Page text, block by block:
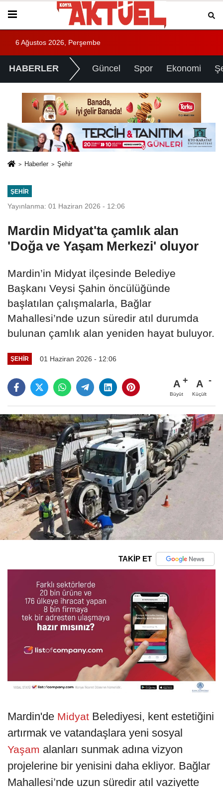
6 Ağustos 2026, Perşembe
HABERLER Güncel Spor Ekonomi
Haberler Şehir
ŞEHIR
Yayınlanma: 01 Haziran 2026 - 12:06
Mardin Midyat'ta çamlık alan
'Doğa ve Yaşam Merkezi' oluyor
Mardin’in Midyat ilçesinde Belediye
Başkanı Veysi Şahin öncülüğünde
başlatılan çalışmalarla, Bağlar
Mahallesi’nde uzun süredir atıl durumda
bulunan çamlık alan yeniden hayat buluyor.
ŞEHIR 01 Haziran 2026 - 12:06
A
Büyüt
A
Küçült
TAKİP ET
Mardin'de Midyat Belediyesi, kent estetiğini
artırmak ve vatandaşlara yeni sosyal
Yaşam alanları sunmak adına vizyon
projelerine bir yenisini daha ekliyor. Bağlar
Mahallesi’nde uzun süredir atıl vaziyette